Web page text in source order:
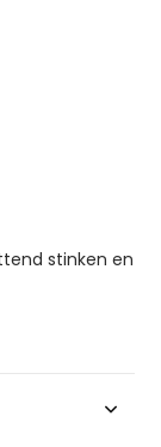
stinken en